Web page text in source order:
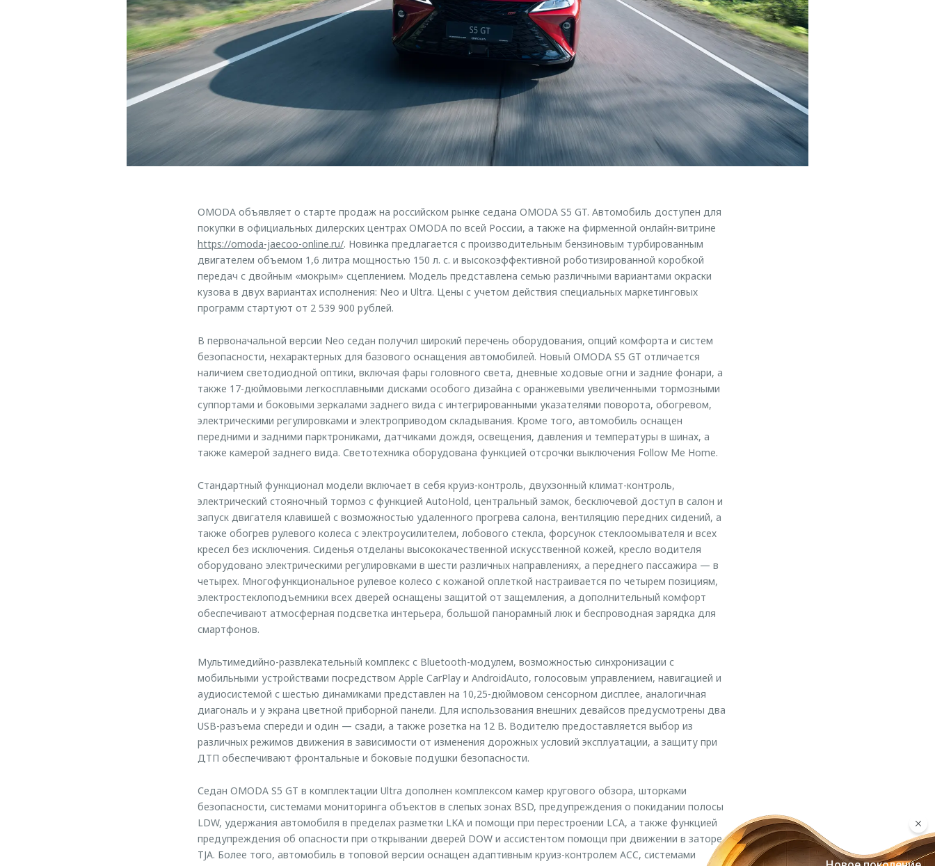
OMODA объявляет о старте продаж на российском рынке седана OMODA S5 GT. Автомобиль доступен для
покупки в официальных дилерских центрах OMODA по всей России, а также на фирменной онлайн-витрине
https://omoda-jaecoo-online.ru/. Новинка предлагается с производительным бензиновым турбированным
двигателем объемом 1,6 литра мощностью 150 л. с. и высокоэффективной роботизированной коробкой
передач с двойным «мокрым» сцеплением. Модель представлена семью различными вариантами окраски
кузова в двух вариантах исполнения: Neo и Ultra. Цены с учетом действия специальных маркетинговых
программ стартуют от 2 539 900 рублей.
В первоначальной версии Neo седан получил широкий перечень оборудования, опций комфорта и систем
безопасности, нехарактерных для базового оснащения автомобилей. Новый OMODA S5 GT отличается
наличием светодиодной оптики, включая фары головного света, дневные ходовые огни и задние фонари, а
также 17-дюймовыми легкосплавными дисками особого дизайна с оранжевыми увеличенными тормозными
суппортами и боковыми зеркалами заднего вида с интегрированными указателями поворота, обогревом,
электрическими регулировками и электроприводом складывания. Кроме того, автомобиль оснащен
передними и задними парктрониками, датчиками дождя, освещения, давления и температуры в шинах, а
также камерой заднего вида. Светотехника оборудована функцией отсрочки выключения Follow Me Home.
Стандартный функционал модели включает в себя круиз-контроль, двухзонный климат-контроль,
электрический стояночный тормоз с функцией AutoHold, центральный замок, бесключевой доступ в салон и
запуск двигателя клавишей с возможностью удаленного прогрева салона, вентиляцию передних сидений, а
также обогрев рулевого колеса с электроусилителем, лобового стекла, форсунок стеклоомывателя и всех
кресел без исключения. Сиденья отделаны высококачественной искусственной кожей, кресло водителя
оборудовано электрическими регулировками в шести различных направлениях, а переднего пассажира — в
четырех. Многофункциональное рулевое колесо с кожаной оплеткой настраивается по четырем позициям,
электростеклоподъемники всех дверей оснащены защитой от защемления, а дополнительный комфорт
обеспечивают атмосферная подсветка интерьера, большой панорамный люк и беспроводная зарядка для
смартфонов.
Мультимедийно-развлекательный комплекс с Bluetooth-модулем, возможностью синхронизации с
мобильными устройствами посредством Apple CarPlay и AndroidAuto, голосовым управлением, навигацией и
аудиосистемой с шестью динамиками представлен на 10,25-дюймовом сенсорном дисплее, аналогичная
диагональ и у экрана цветной приборной панели. Для использования внешних девайсов предусмотрены два
USB-разъема спереди и один — сзади, а также розетка на 12 В. Водителю предоставляется выбор из
различных режимов движения в зависимости от изменения дорожных условий эксплуатации, а защиту при
ДТП обеспечивают фронтальные и боковые подушки безопасности.
Седан OMODA S5 GT в комплектации Ultra дополнен комплексом камер кругового обзора, шторками
безопасности, системами мониторинга объектов в слепых зонах BSD, предупреждения о покидании полосы
LDW, удержания автомобиля в пределах разметки LKA и помощи при перестроении LCA, а также функцией
предупреждения об опасности при открывании дверей DOW и ассистентом помощи при движении в заторе
TJA. Более того, автомобиль в топовой версии оснащен адаптивным круиз-контролем ACC, системами